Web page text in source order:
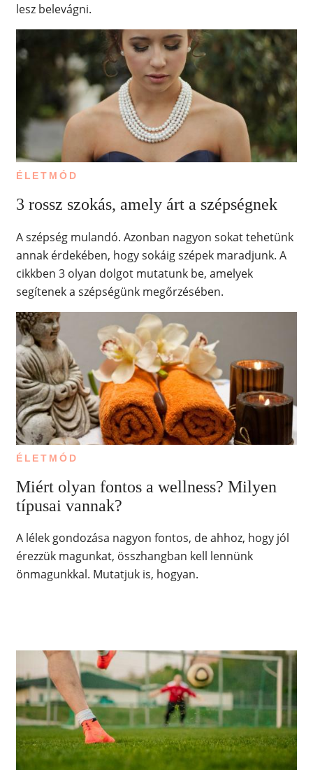
lesz belevágni.
ÉLETMÓD
3 rossz szokás, amely árt a szépségnek
A szépség mulandó. Azonban nagyon sokat tehetünk
annak érdekében, hogy sokáig szépek maradjunk. A
cikkben 3 olyan dolgot mutatunk be, amelyek
segítenek a szépségünk megőrzésében.
ÉLETMÓD
Miért olyan fontos a wellness? Milyen
típusai vannak?
A lélek gondozása nagyon fontos, de ahhoz, hogy jól
érezzük magunkat, összhangban kell lennünk
önmagunkkal. Mutatjuk is, hogyan.